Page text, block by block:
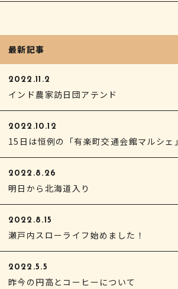
最新記事
2022.11.2
インド農家訪日団アテンド
2022.10.12
15日は恒例の「有楽町交通会館マルシェ」
2022.8.26
明日から北海道入り
2022.8.15
瀬戸内スローライフ始めました！
2022.5.5
昨今の円高とコーヒーについて